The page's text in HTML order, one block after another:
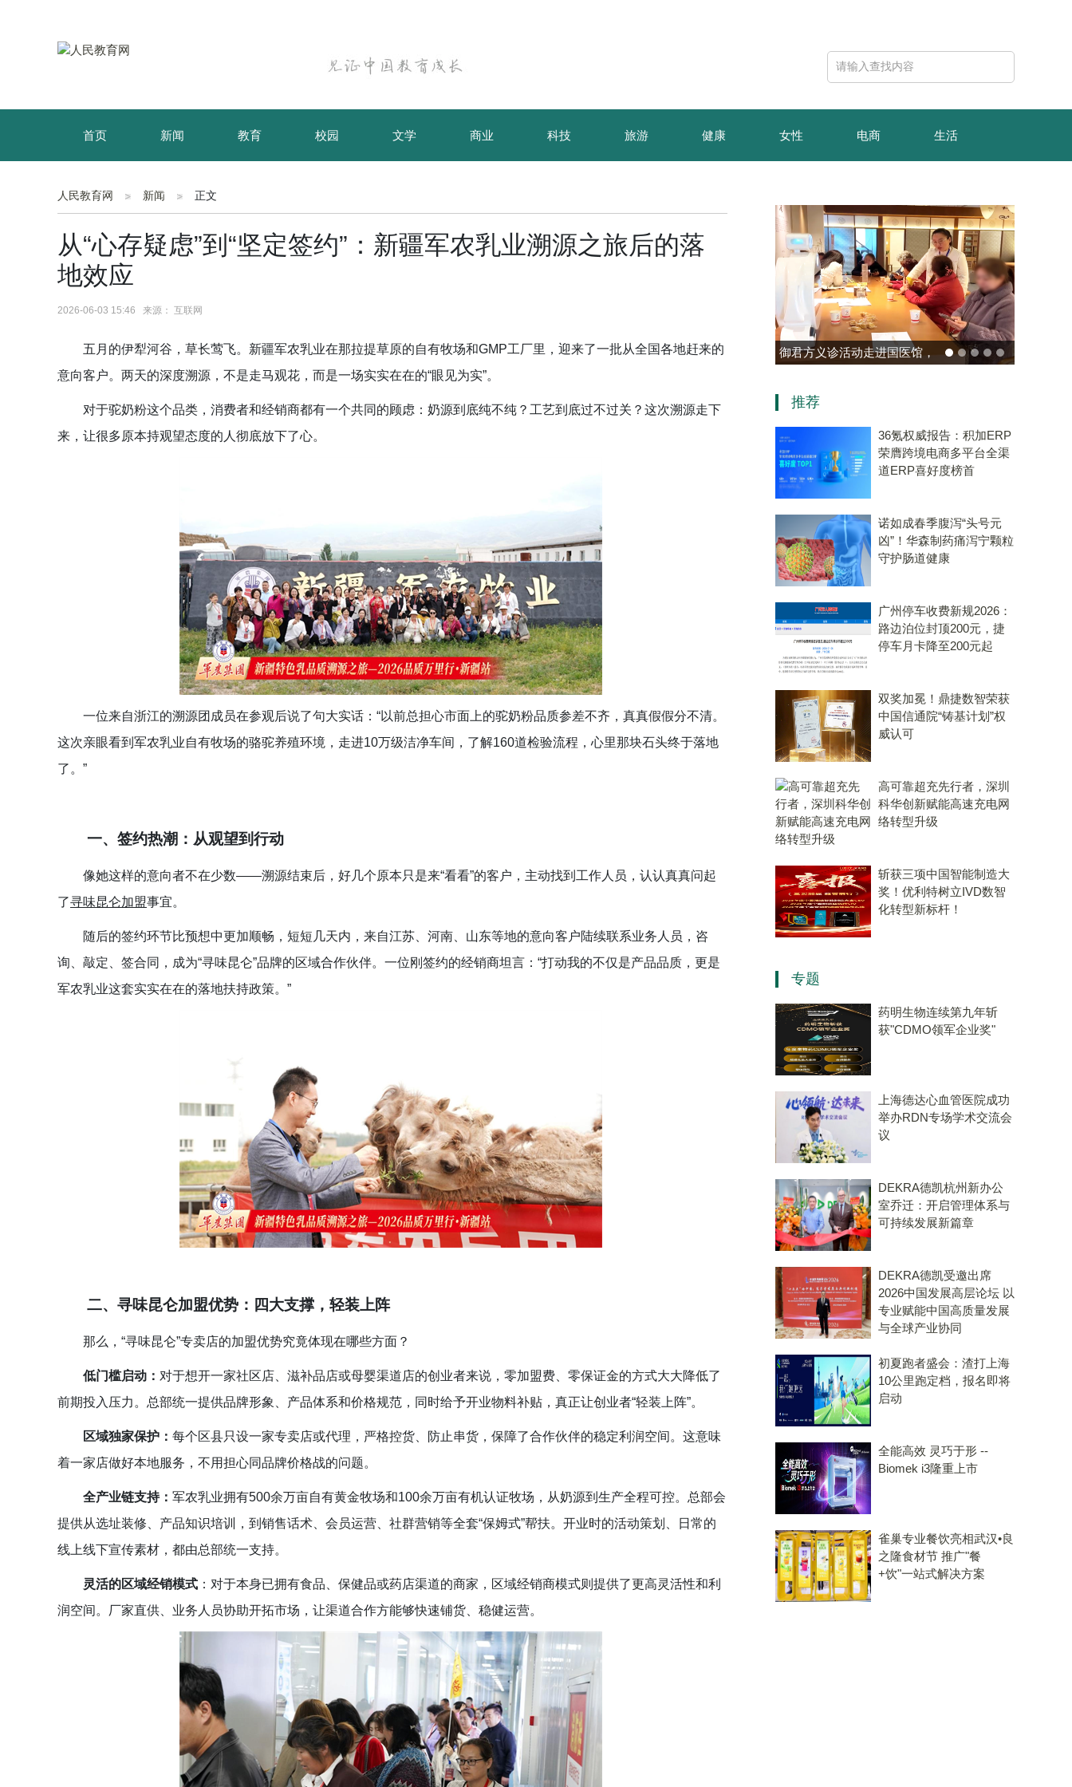
首页 新闻 教育 校园 文学 商业 科技 旅游 健康 女性 电商 生活
育儿 资讯
人民教育网 新闻 正文
从“心存疑虑”到“坚定签约”：新疆军农乳业溯源之旅后的落
地效应
2026-06-03 15:46 来源： 互联网
五月的伊犁河谷，草长莺飞。新疆军农乳业在那拉提草原的自有牧场和GMP工厂里，迎来了一批从全国各地赶来的
意向客户。两天的深度溯源，不是走马观花，而是一场实实在在的“眼见为实”。
对于驼奶粉这个品类，消费者和经销商都有一个共同的顾虑 ：奶源到底纯不纯？工艺到底过不过关？这次溯源走下
来， 让很多原本持观望态度的人彻底放下了心。
一位来自浙江的溯源团成员在参观后说了句大实话：“以前总担心市面上的驼奶粉品质参差不齐 ，真真假假分不清。
这次亲眼看到 军农乳业自有牧场的骆驼养殖环境，走进10万级洁净车间，了解160道检验流程，心里那块石头终于落地
了。”
一、签约热潮：从观望到行动
像她这样的意向者不在少数——溯源结束后，好几个原本只是来“看看”的客户，主动找到工作人员，认认真真问起
了寻味昆仑加盟事宜。
随后的签约环节比预想中更加顺畅，短短几天内，来自江苏、河南、山东等地的意向客户陆续联系业务人员， 咨
询、敲定、签合同 ，成为“寻味昆仑”品牌的区域合作伙伴。一位刚签约的经销商坦言：“打动我的不仅是产品品质，更是
军农乳业这套实实在在的落地扶持政策。”
二、 寻味昆仑加盟优势： 四大支撑，轻装上阵
那么，“寻味昆仑”专卖店的加盟优势究竟体现在哪些方面？
低门槛启动 ： 对于想开一家社区店、滋补品店或母婴渠道店的创业者来说，零加盟费、零保证金的方式大大降低了
前期投入压力。总部统一提供品牌形象、产品体系和价格规范，同时给予开业物料补贴，真正让创业者“轻装上阵”。
区域独家保护 ： 每个区县只设一家专卖店或代理，严格控货、防止串货，保障了合作伙伴的稳定利润空间。这意味
着一家店做好本地服务，不用担心同品牌价格战的问题。
全产业链支持： 军农乳业拥有500余万亩自有黄金牧场和100余万亩有机认证牧场，从奶源到生产全程可控。总部会
提供从选址装修、产品知识培训，到销售话术、会员运营、社群营销等全套“保姆式”帮扶。开业时的活动策划、日常的
线上线下宣传素材，都由总部统一支持。
灵活的区域经销模式 ： 对于本身已拥有食品、保健品或药店渠道的商家，区域经销商模式则提供了更高灵活性和利
润空间。厂家直供、业务人员协助开拓市场，让渠道合作方能够快速铺货、稳健运营。
御君方义诊活动走进国医馆，
会客厅”成健康新地标
玻色量子完成
推荐
36氪权威报告：积加ERP
荣膺跨境电商多平台全渠
道ERP喜好度榜首
诺如成春季腹泻“头号元
凶”！华森制药痛泻宁颗粒
守护肠道健康
广州停车收费新规2026：
路边泊位封顶200元，捷
停车月卡降至200元起
双奖加冕！鼎捷数智荣获
中国信通院“铸基计划”权
威认可
高可靠超充先行者，深圳
科华创新赋能高速充电网
络转型升级
斩获三项中国智能制造大
奖！优利特树立IVD数智
化转型新标杆！
专题
药明生物连续第九年斩
获"CDMO领军企业奖"
上海德达心血管医院成功
举办RDN专场学术交流会
议
DEKRA德凯杭州新办公
室乔迁：开启管理体系与
可持续发展新篇章
DEKRA德凯受邀出席
2026中国发展高层论坛 以
专业赋能中国高质量发展
与全球产业协同
初夏跑者盛会：渣打上海
10公里跑定档，报名即将
启动
全能高效 灵巧于形 --
Biomek i3隆重上市
雀巢专业餐饮亮相武汉•良
之隆食材节 推广"餐
+饮"一站式解决方案